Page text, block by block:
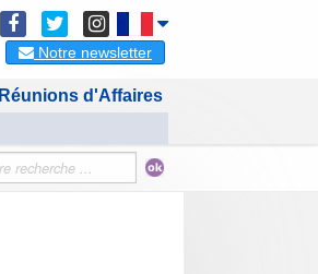
Notre newsletter
Réunions d'Affaires